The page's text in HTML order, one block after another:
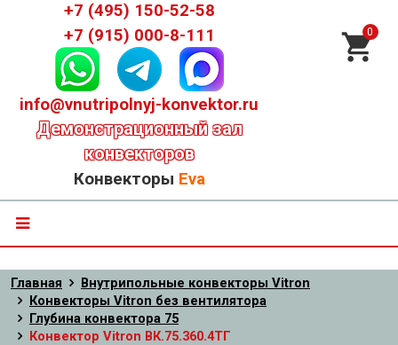
+7 (495) 150-52-58
+7 (915) 000-8-111
info@vnutripolnyj-konvektor.ru
Демонстрационный зал
конвекторов
Конвекторы Eva
0
Главная
Внутрипольные конвекторы Vitron
Конвекторы Vitron без вентилятора
Глубина конвектора 75
Конвектор Vitron ВК.75.360.4ТГ